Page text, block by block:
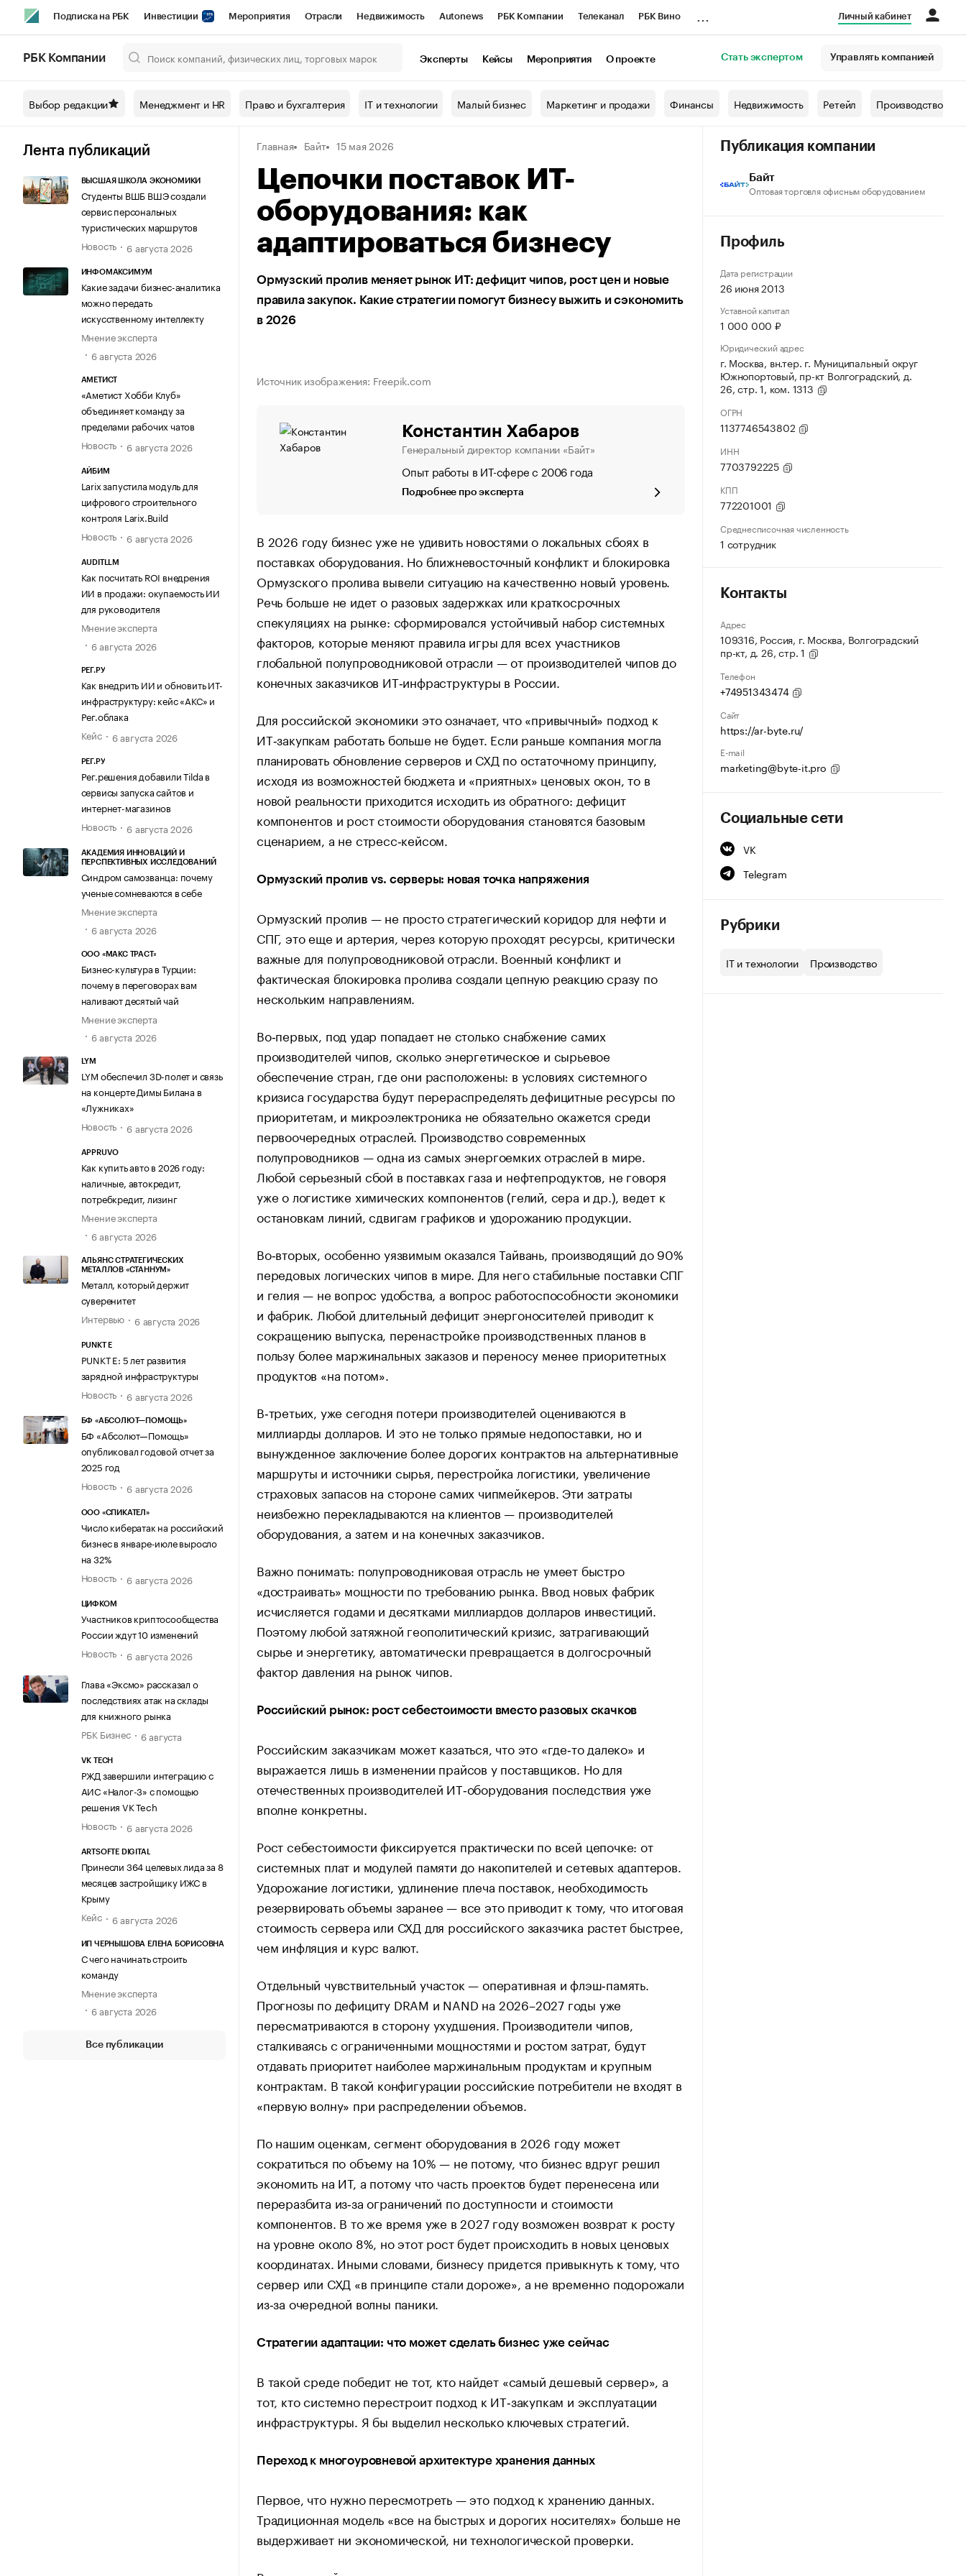
Подписка на РБК Инвестиции Мероприятия Отрасли Недвижимость Autonews РБК Компании Телеканал РБК Вино
Спецпроекты СПб Конференции СПб Спецпроекты Проверка контрагентов
Технологии и медиа Рынок наличной валюты
Личный кабинет
РБК Компании Эксперты Кейсы Мероприятия О проекте Стать экспертом Управлять компанией
Выбор редакции Менеджмент и HR Право и бухгалтерия IT и технологии Малый бизнес Маркетинг и продажи Финансы Недвижимость Ретейл Производство
Лента публикаций
ВЫСШАЯ ШКОЛА ЭКОНОМИКИ
Студенты ВШБ ВШЭ создали
сервис персональных
туристических маршрутов
Новость
6 августа 2026
ИНФОМАКСИМУМ
Какие задачи бизнес-аналитика
можно передать
искусственному интеллекту
Мнение эксперта
6 августа 2026
АМЕТИСТ
«Аметист Хобби Клуб»
объединяет команду за
пределами рабочих чатов
Новость
6 августа 2026
АЙБИМ
Larix запустила модуль для
цифрового строительного
контроля Larix.Build
Новость
6 августа 2026
AUDITLLM
Как посчитать ROI внедрения
ИИ в продажи: окупаемость ИИ
для руководителя
Мнение эксперта
6 августа 2026
РЕГ.РУ
Как внедрить ИИ и обновить ИТ-
инфраструктуру: кейс «АКС» и
Рег.облака
Кейс
6 августа 2026
РЕГ.РУ
Рег.решения добавили Tilda в
сервисы запуска сайтов и
интернет-магазинов
Новость
6 августа 2026
АКАДЕМИЯ ИННОВАЦИЙ И
ПЕРСПЕКТИВНЫХ ИССЛЕДОВАНИЙ
Синдром самозванца: почему
ученые сомневаются в себе
Мнение эксперта
6 августа 2026
ООО «МАКС ТРАСТ»
Бизнес-культура в Турции:
почему в переговорах вам
наливают десятый чай
Мнение эксперта
6 августа 2026
LYM
LYM обеспечил 3D-полет и связь
на концерте Димы Билана в
«Лужниках»
Новость
6 августа 2026
APPRUVO
Как купить авто в 2026 году:
наличные, автокредит,
потребкредит, лизинг
Мнение эксперта
6 августа 2026
АЛЬЯНС СТРАТЕГИЧЕСКИХ
МЕТАЛЛОВ «СТАННУМ»
Металл, который держит
суверенитет
Интервью
6 августа 2026
PUNKT E
PUNKT E: 5 лет развития
зарядной инфраструктуры
Новость
6 августа 2026
БФ «АБСОЛЮТ—ПОМОЩЬ»
БФ «Абсолют—Помощь»
опубликовал годовой отчет за
2025 год
Новость
6 августа 2026
ООО «СПИКАТЕЛ»
Число кибератак на российский
бизнес в январе-июле выросло
на 32%
Новость
6 августа 2026
ЦИФКОМ
Участников криптосообщества
России ждут 10 изменений
Новость
6 августа 2026
Глава «Эксмо» рассказал о
последствиях атак на склады
для книжного рынка
РБК Бизнес
6 августа
VK TECH
РЖД завершили интеграцию с
АИС «Налог-3» с помощью
решения VK Tech
Новость
6 августа 2026
ARTSOFTE DIGITAL
Принесли 364 целевых лида за 8
месяцев застройщику ИЖС в
Крыму
Кейс
6 августа 2026
ИП ЧЕРНЫШОВА ЕЛЕНА БОРИСОВНА
С чего начинать строить
команду
Мнение эксперта
6 августа 2026
Все публикации
Главная Байт 15 мая 2026
Цепочки поставок ИТ-
оборудования: как
адаптироваться бизнесу
Ормузский пролив меняет рынок ИТ: дефицит чипов, рост цен и новые
правила закупок. Какие стратегии помогут бизнесу выжить и сэкономить
в 2026
Источник изображения: Freepik.com
Константин Хабаров
Генеральный директор компании «Байт»
Опыт работы в ИТ-сфере с 2006 года
Подробнее про эксперта
В 2026 году бизнес уже не удивить новостями о локальных сбоях в
поставках оборудования. Но ближневосточный конфликт и блокировка
Ормузского пролива вывели ситуацию на качественно новый уровень.
Речь больше не идет о разовых задержках или краткосрочных
спекуляциях на рынке: сформировался устойчивый набор системных
факторов, которые меняют правила игры для всех участников
глобальной полупроводниковой отрасли — от производителей чипов до
конечных заказчиков ИТ‑инфраструктуры в России.
Для российской экономики это означает, что «привычный» подход к
ИТ‑закупкам работать больше не будет. Если раньше компания могла
планировать обновление серверов и СХД по остаточному принципу,
исходя из возможностей бюджета и «приятных» ценовых окон, то в
новой реальности приходится исходить из обратного: дефицит
компонентов и рост стоимости оборудования становятся базовым
сценарием, а не стресс‑кейсом.
Ормузский пролив vs. серверы: новая точка напряжения
Ормузский пролив — не просто стратегический коридор для нефти и
СПГ, это еще и артерия, через которую проходят ресурсы, критически
важные для полупроводниковой отрасли. Военный конфликт и
фактическая блокировка пролива создали цепную реакцию сразу по
нескольким направлениям.
Во‑первых, под удар попадает не столько снабжение самих
производителей чипов, сколько энергетическое и сырьевое
обеспечение стран, где они расположены: в условиях системного
кризиса государства будут перераспределять дефицитные ресурсы по
приоритетам, и микроэлектроника не обязательно окажется среди
первоочередных отраслей. Производство современных
полупроводников — одна из самых энергоемких отраслей в мире.
Любой серьезный сбой в поставках газа и нефтепродуктов, не говоря
уже о логистике химических компонентов (гелий, сера и др.), ведет к
остановкам линий, сдвигам графиков и удорожанию продукции.
Во‑вторых, особенно уязвимым оказался Тайвань, производящий до 90%
передовых логических чипов в мире. Для него стабильные поставки СПГ
и гелия — не вопрос удобства, а вопрос работоспособности экономики
и фабрик. Любой длительный дефицит энергоносителей приводит к
сокращению выпуска, перенастройке производственных планов в
пользу более маржинальных заказов и переносу менее приоритетных
продуктов «на потом».
В‑третьих, уже сегодня потери производителей оцениваются в
миллиарды долларов. И это не только прямые недопоставки, но и
вынужденное заключение более дорогих контрактов на альтернативные
маршруты и источники сырья, перестройка логистики, увеличение
страховых запасов на стороне самих чипмейкеров. Эти затраты
неизбежно перекладываются на клиентов — производителей
оборудования, а затем и на конечных заказчиков.
Важно понимать: полупроводниковая отрасль не умеет быстро
«достраивать» мощности по требованию рынка. Ввод новых фабрик
исчисляется годами и десятками миллиардов долларов инвестиций.
Поэтому любой затяжной геополитический кризис, затрагивающий
сырье и энергетику, автоматически превращается в долгосрочный
фактор давления на рынок чипов.
Российский рынок: рост себестоимости вместо разовых скачков
Российским заказчикам может казаться, что это «где‑то далеко» и
выражается лишь в изменении прайсов у поставщиков. Но для
отечественных производителей ИТ‑оборудования последствия уже
вполне конкретны.
Рост себестоимости фиксируется практически по всей цепочке: от
системных плат и модулей памяти до накопителей и сетевых адаптеров.
Удорожание логистики, удлинение плеча поставок, необходимость
резервировать объемы заранее — все это приводит к тому, что итоговая
стоимость сервера или СХД для российского заказчика растет быстрее,
чем инфляция и курс валют.
Отдельный чувствительный участок — оперативная и флэш‑память.
Прогнозы по дефициту DRAM и NAND на 2026–2027 годы уже
пересматриваются в сторону ухудшения. Производители чипов,
сталкиваясь с ограниченными мощностями и ростом затрат, будут
отдавать приоритет наиболее маржинальным продуктам и крупным
контрактам. В такой конфигурации российские потребители не входят в
«первую волну» при распределении объемов.
По нашим оценкам, сегмент оборудования в 2026 году может
сократиться по объему на 10% — не потому, что бизнес вдруг решил
экономить на ИТ, а потому что часть проектов будет перенесена или
переразбита из‑за ограничений по доступности и стоимости
компонентов. В то же время уже в 2027 году возможен возврат к росту
на уровне около 8%, но этот рост будет происходить в новых ценовых
координатах. Иными словами, бизнесу придется привыкнуть к тому, что
сервер или СХД «в принципе стали дороже», а не временно подорожали
из‑за очередной волны паники.
Стратегии адаптации: что может сделать бизнес уже сейчас
В такой среде победит не тот, кто найдет «самый дешевый сервер», а
тот, кто системно перестроит подход к ИТ‑закупкам и эксплуатации
инфраструктуры. Я бы выделил несколько ключевых стратегий.
Переход к многоуровневой архитектуре хранения данных
Первое, что нужно пересмотреть — это подход к хранению данных.
Традиционная модель «все на быстрых и дорогих носителях» больше не
выдерживает ни экономической, ни технологической проверки.
Публикация компании
Байт
Оптовая торговля офисным оборудованием
Профиль
Дата регистрации
26 июня 2013
Уставной капитал
1 000 000 ₽
Юридический адрес
г. Москва, вн.тер. г. Муниципальный округ
Южнопортовый, пр-кт Волгоградский, д.
26, стр. 1, ком. 1313
ОГРН
1137746543802
ИНН
7703792225
КПП
772201001
Среднесписочная численность
1 сотрудник
Контакты
Адрес
109316, Россия, г. Москва, Волгоградский
пр-кт, д. 26, стр. 1
Телефон
+74951343474
Сайт
https://ar-byte.ru/
E-mail
marketing@byte-it.pro
Социальные сети
VK
Telegram
Рубрики
IT и технологии Производство